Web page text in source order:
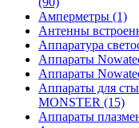
Амперметры (1)
Антенны
Аппаратура
Аппараты
Аппараты
Аппараты для
MONSTER (15)
Аппараты